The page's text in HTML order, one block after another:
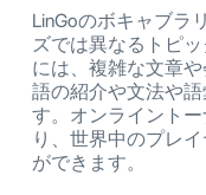
LinGoのボキャブラ
ズでは異なるトピ
には、複雑な文章
語の紹介や文法や
す。オンライント
り、世界中のプレ
ができます。